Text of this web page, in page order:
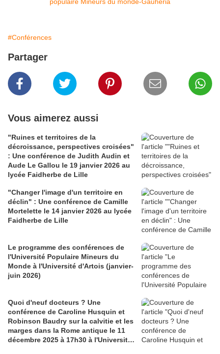
#Conférences
Partager
Vous aimerez aussi
"Ruines et territoires de la
décroissance, perspectives croisées"
: Une conférence de Judith Audin et
Aude Le Gallou le 19 janvier 2026 au
lycée Faidherbe de Lille
"Changer l'image d'un territoire en
déclin" : Une conférence de Camille
Mortelette le 14 janvier 2026 au lycée
Faidherbe de Lille
Le programme des conférences de
l'Université Populaire Mineurs du
Monde à l'Université d'Artois (janvier-
juin 2026)
Quoi d'neuf docteurs ? Une
conférence de Caroline Husquin et
Robinson Baudry sur la calvitie et les
marges dans la Rome antique le 11
décembre 2025 à 17h30 à l'Université